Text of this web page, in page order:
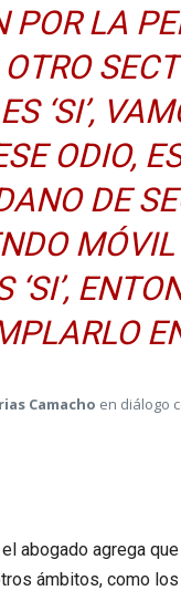
POR LA
‘SI’,
ODIO,
DE
‘SI’,
Camacho en diálogo
abogado agrega
ámbitos, como